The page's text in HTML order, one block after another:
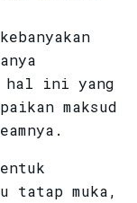
ini yang
maksud
tatap muka,